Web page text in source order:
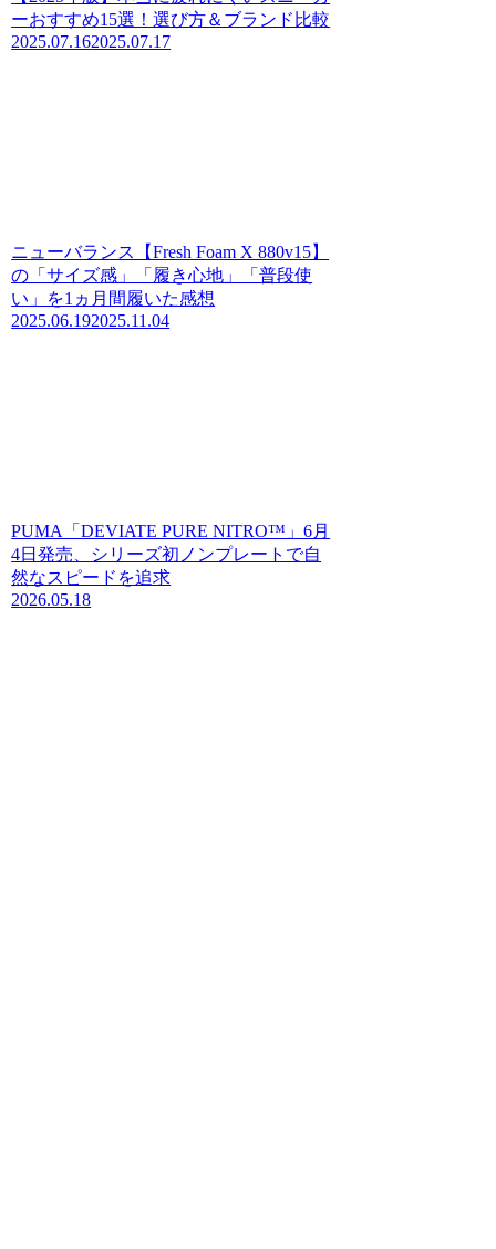
ーおすすめ15選！選び方＆ブランド比較
2025.07.162025.07.17
ニューバランス【Fresh Foam X 880v15】
の「サイズ感」「履き心地」「普段使
い」を1ヵ月間履いた感想
2025.06.192025.11.04
PUMA「DEVIATE PURE NITRO™」6月
4日発売、シリーズ初ノンプレートで自
然なスピードを追求
2026.05.18